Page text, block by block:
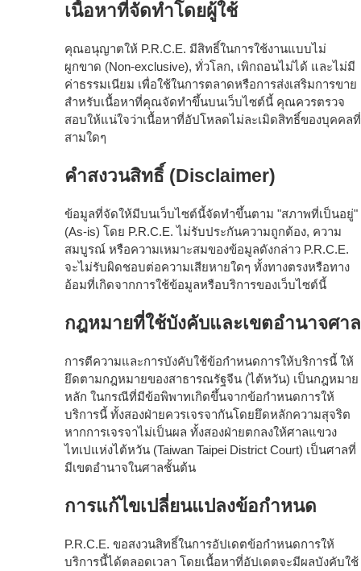
เนื้อหาที่จัดทำโดยผู้ใช้
คุณอนุญาตให้ P.R.C.E. มีสิทธิ์ในการใช้งานแบบไม่
ผูกขาด (Non-exclusive), ทั่วโลก, เพิกถอนไม่ได้ และไม่มี
ค่าธรรมเนียม เพื่อใช้ในการตลาดหรือการส่งเสริมการขาย
สำหรับเนื้อหาที่คุณจัดทำขึ้นบนเว็บไซต์นี้ คุณควรตรวจ
สอบให้แน่ใจว่าเนื้อหาที่อัปโหลดไม่ละเมิดสิทธิ์ของบุคคลที่
สามใดๆ
คำสงวนสิทธิ์ (Disclaimer)
ข้อมูลที่จัดให้มีบนเว็บไซต์นี้จัดทำขึ้นตาม "สภาพที่เป็นอยู่"
(As-is) โดย P.R.C.E. ไม่รับประกันความถูกต้อง, ความ
สมบูรณ์ หรือความเหมาะสมของข้อมูลดังกล่าว P.R.C.E.
จะไม่รับผิดชอบต่อความเสียหายใดๆ ทั้งทางตรงหรือทาง
อ้อมที่เกิดจากการใช้ข้อมูลหรือบริการของเว็บไซต์นี้
กฎหมายที่ใช้บังคับและเขตอำนาจศาล
การตีความและการบังคับใช้ข้อกำหนดการให้บริการนี้ ให้
ยึดตามกฎหมายของสาธารณรัฐจีน (ไต้หวัน) เป็นกฎหมาย
หลัก ในกรณีที่มีข้อพิพาทเกิดขึ้นจากข้อกำหนดการให้
บริการนี้ ทั้งสองฝ่ายควรเจรจากันโดยยึดหลักความสุจริต
หากการเจรจาไม่เป็นผล ทั้งสองฝ่ายตกลงให้ศาลแขวง
ไทเปแห่งไต้หวัน (Taiwan Taipei District Court) เป็นศาลที่
มีเขตอำนาจในศาลชั้นต้น
การแก้ไขเปลี่ยนแปลงข้อกำหนด
P.R.C.E. ขอสงวนสิทธิ์ในการอัปเดตข้อกำหนดการให้
บริการนี้ได้ตลอดเวลา โดยเนื้อหาที่อัปเดตจะมีผลบังคับใช้